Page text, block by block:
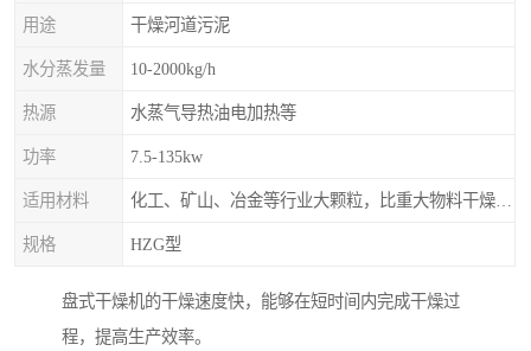
用途 干燥河道污泥
水分蒸发量 10-2000kg/h
热源 水蒸气导热油电加热等
功率 7.5-135kw
适用材料
规格 HZG型
盘式干燥机的干燥速度快，能够在短时间内完成干燥过
程，提高生产效率。